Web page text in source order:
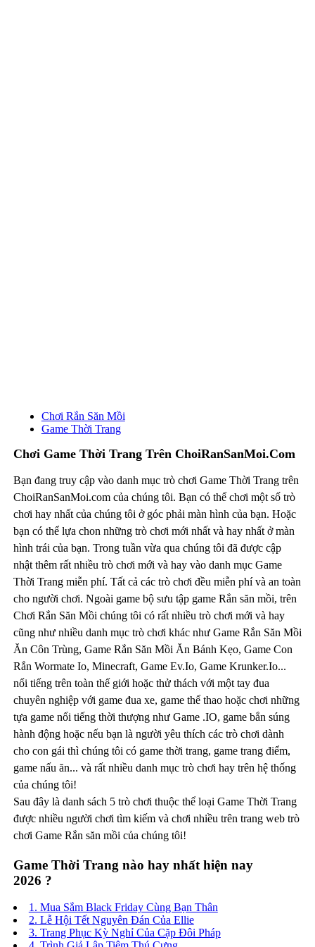
Chơi Rắn Săn Mồi
Game Thời Trang
Chơi Game Thời Trang Trên ChoiRanSanMoi.com
Bạn đang truy cập vào danh mục trò chơi Game Thời Trang trên
ChoiRanSanMoi.com của chúng tôi. Bạn có thể chơi một số trò
chơi hay nhất của chúng tôi ở góc phải màn hình của bạn. Hoặc
bạn có thể lựa chon những trò chơi mới nhất và hay nhất ở màn
hình trái của bạn. Trong tuần vừa qua chúng tôi đã được cập
nhật thêm rất nhiều trò chơi mới và hay vào danh mục Game
Thời Trang miễn phí. Tất cả các trò chơi đều miễn phí và an toàn
cho người chơi. Ngoài game bộ sưu tập game Rắn săn mồi, trên
Chơi Rắn Săn Mồi chúng tôi có rất nhiều trò chơi mới và hay
cũng như nhiều danh mục trò chơi khác như Game Rắn Săn Mồi
Ăn Côn Trùng, Game Rắn Săn Mồi Ăn Bánh Kẹo, Game Con
Rắn Wormate Io, Minecraft, Game Ev.Io, Game Krunker.Io...
nổi tiếng trên toàn thế giới hoặc thử thách với một tay đua
chuyên nghiệp với game đua xe, game thể thao hoặc chơi những
tựa game nổi tiếng thời thượng như Game .IO, game bắn súng
hành động hoặc nếu bạn là người yêu thích các trò chơi dành
cho con gái thì chúng tôi có game thời trang, game trang điểm,
game nấu ăn... và rất nhiều danh mục trò chơi hay trên hệ thống
của chúng tôi!
Sau đây là danh sách 5 trò chơi thuộc thể loại Game Thời Trang
được nhiều người chơi tìm kiếm và chơi nhiều trên trang web trò
chơi Game Rắn săn mồi của chúng tôi!
Game Thời Trang nào hay nhất hiện nay
2026 ?
1. Mua Sắm Black Friday Cùng Bạn Thân
2. Lễ Hội Tết Nguyên Đán Của Ellie
3. Trang Phục Kỳ Nghỉ Của Cặp Đôi Pháp